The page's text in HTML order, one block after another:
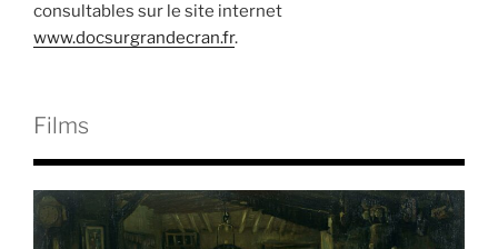
consultables sur le site internet
www.docsurgrandecran.fr.
Films